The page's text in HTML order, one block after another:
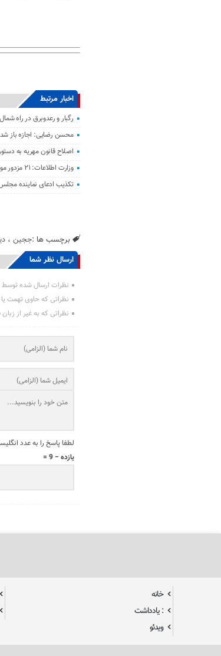
اخبار مرتبط
رگبار و رعدوبرق در راه
محسن رضایی: اجازه باز
اصلاح قانون مهریه به
وزارت اطلاعات: ۲۱ مزدور موساد و ۴ شرور مسلح در کرمان بازداشت شدند
تکذیب ادعای نماینده
برچسب ها :ججین ،
ارسال نظر شما
نظرات ارسال شده توسط
نظراتی که حاوی تهمت
نظراتی که به غیر از
لطفا پاسخ را به عدد
یازده − 9 =
خانه
: یادداشت
ویدئو